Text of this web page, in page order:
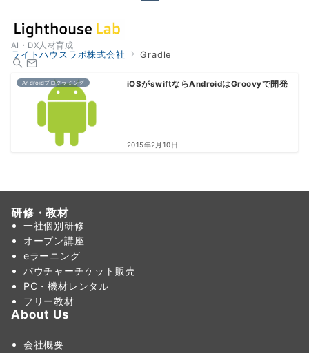
AI・DX人材育成
ライトハウスラボ株式会社 Gradle
Androidプログラミング iOSがswiftならAndroidはGroovyで開発
2015年2月10日
研修・教材
一社個別研修
オープン講座
eラーニング
バウチャーチケット販売
PC・機材レンタル
フリー教材
About Us
会社概要